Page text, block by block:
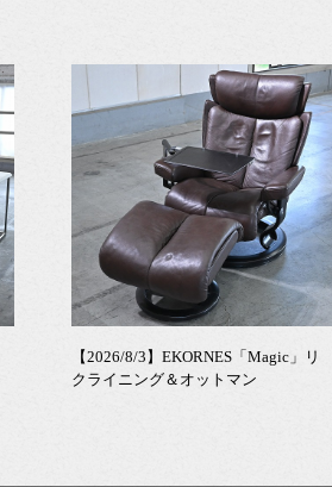
【2026/8/3】EKORNES「Magic」リ
クライニング＆オットマン